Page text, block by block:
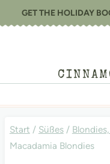
Inhalt
GET THE HOLIDAY
Start / Süßes /
Macadamia Blondies